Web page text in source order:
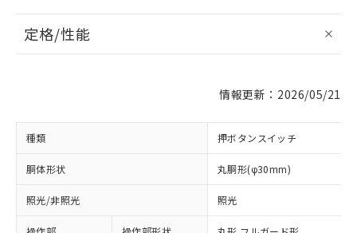
定格/性能
情報更新：2026/05/21
種類 押ボタンスイッチ
胴体形状 丸胴形(φ30mm)
照光/非照光 照光